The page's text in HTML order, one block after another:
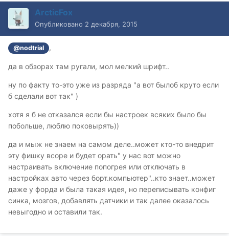
ArcticFox
Опубликовано 2 декабря, 2015
@nodtrial ,
да в обзорах там ругали, мол мелкий шрифт..
ну по факту то-это уже из разряда "а вот былоб круто если
б сделали вот так" )
хотя я б не отказался если бы настроек всяких было бы
побольше, люблю поковырять))
да и мыж не знаем на самом деле..может кто-то внедрит
эту фишку всоре и будет орать" у нас вот можно
настраивать включение попогрея или отключать в
настройках авто через борт.компьютер"..кто знает..может
даже у форда и была такая идея, но переписывать конфиг
синка, мозгов, добавлять датчики и так далее оказалось
невыгодно и оставили так.